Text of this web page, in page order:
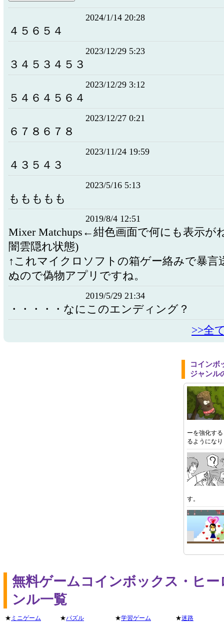
2024/1/14 20:28
４５６５４
2023/12/29 5:23
３４５３４５３
2023/12/29 3:12
５４６４５６４
2023/12/27 0:21
６７８６７８
2023/11/24 19:59
４３５４３
2023/5/16 5:13
ももももも
2019/8/4 12:51
Mixer Matchups←紺色画面で何にも表示が
闇雲隠れ状態)
↑これマイクロソフトの箱ゲー絡みで暴言
ぬので偽物アプリですね。
2019/5/29 21:34
・・・・・なにこのエンディング？
>>全
コインボ
ジャンル
ーを強化す
るようにな
す。
無料ゲームコインボックス・ヒ
ンル一覧
★ ミニゲーム ★パズル ★学習ゲーム ★迷路